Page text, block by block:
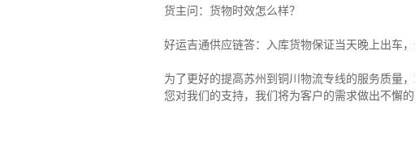
货主问：货物时效怎么样？
好运吉通供应链答：入库货物保证当天晚上出车
为了更好的提高苏州到铜川物流专线的服务质量
您对我们的支持，我们将为客户的需求做出不懈